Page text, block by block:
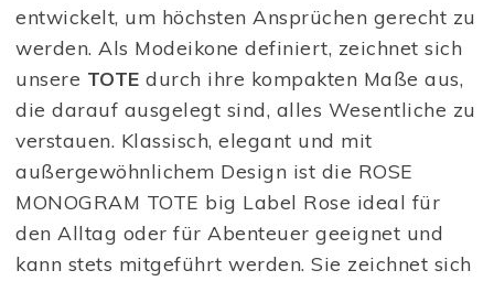
entwickelt, um höchsten Ansprüchen gerecht zu
werden. Als Modeikone definiert, zeichnet sich
unsere TOTE durch ihre kompakten Maße aus,
die darauf ausgelegt sind, alles Wesentliche zu
verstauen. Klassisch, elegant und mit
außergewöhnlichem Design ist die ROSE
MONOGRAM TOTE big Label Rose ideal für
den Alltag oder für Abenteuer geeignet und
kann stets mitgeführt werden. Sie zeichnet sich